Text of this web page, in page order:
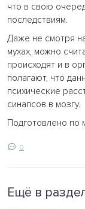
что в свою
последствиям.
Даже не смотря
мухах, можно
происходят и в
полагают, что
психические
синапсов в мозгу.
Подготовлено по
0
Ещё в